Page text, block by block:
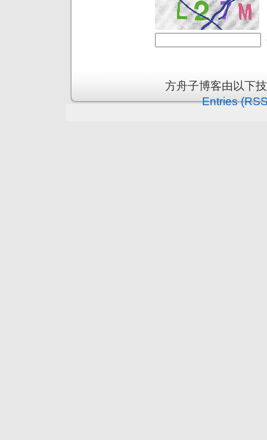
方舟子博客由以下
Entries